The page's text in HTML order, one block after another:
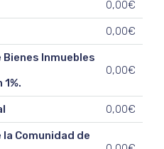
0,00€
0,00€
Inmuebles
0,00€
0,00€
Comunidad de